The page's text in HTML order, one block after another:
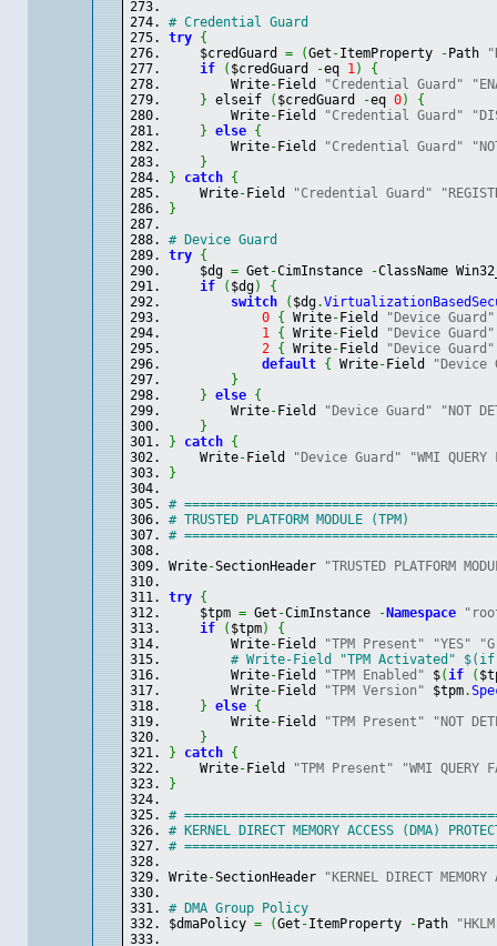
# Credential Guard
try {
$credGuard = (Get -ItemProperty - Path
if
( $credGuard -eq 1)
{
Write- Field "Credential Guard"
} elseif ( $credGuard -eq 0)
{
Write- Field "Credential Guard"
} else {
Write- Field "Credential Guard"
}
}
catch {
Write- Field "Credential Guard"
}
# Device Guard
try {
$dg = Get -CimInstance -ClassName
if
( $dg)
{
switch
( $dg.
0 { Write- Field
"Device Guard"
1 { Write- Field
"Device Guard"
2 { Write- Field
"Device Guard"
default { Write- Field
"Device
}
} else {
Write- Field "Device Guard"
"NOT
}
}
catch {
Write- Field "Device Guard"
"WMI
}
#
# TRUSTED PLATFORM MODULE (TPM)
#
Write-SectionHeader
"TRUSTED PLATFORM
try {
$tpm = Get -CimInstance - Namespace
if
( $tpm)
{
Write- Field "TPM Present" "YES"
# Write-Field "TPM Activated"
Write- Field "TPM Enabled" $(if (
Write- Field "TPM Version" $tpm.
} else {
Write- Field "TPM Present"
"NOT
}
}
catch {
Write- Field "TPM Present"
"WMI QUERY
}
#
# KERNEL DIRECT MEMORY ACCESS (DMA)
#
Write-SectionHeader
"KERNEL DIRECT
# DMA Group Policy
$dmaPolicy = (Get -ItemProperty - Path